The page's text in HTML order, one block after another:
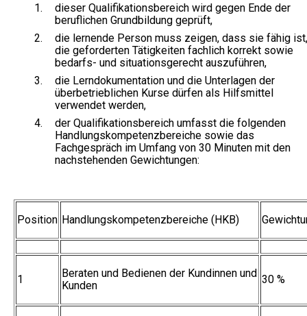
1.
dieser Qualifikationsbereich wird gegen Ende der
beruflichen Grundbildung geprüft,
2.
die lernende Person muss zeigen, dass sie fähig ist,
die geforderten Tätigkeiten fachlich korrekt sowie
bedarfs- und situationsgerecht auszuführen,
3.
die Lerndokumentation und die Unterlagen der
überbetrieblichen Kurse dürfen als Hilfsmittel
verwendet werden,
4.
der Qualifikationsbereich umfasst die folgenden
Handlungskompetenzbereiche sowie das
Fachgespräch im Umfang von 30 Minuten mit den
nachstehenden Gewichtungen:
Position Handlungskompetenzbereiche (HKB)
1
Beraten und Bedienen der Kundinnen und
Kunden
30 %